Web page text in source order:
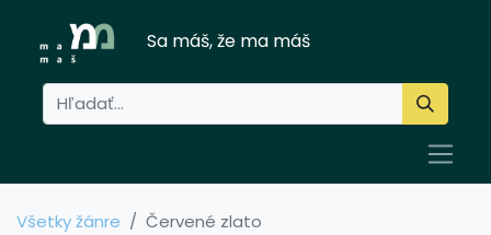
Sa máš, že ma máš
Všetky žánre Červené zlato